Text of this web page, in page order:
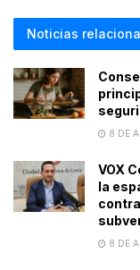
Noticias
8 DE
VOX
la
8 DE